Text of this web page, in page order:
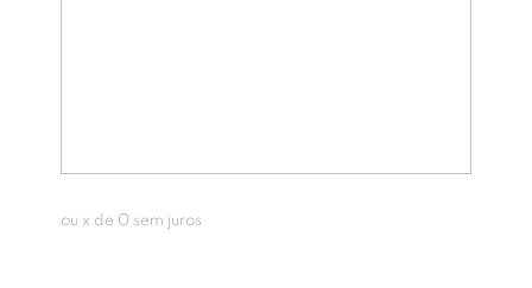
ou x de 0 sem juros